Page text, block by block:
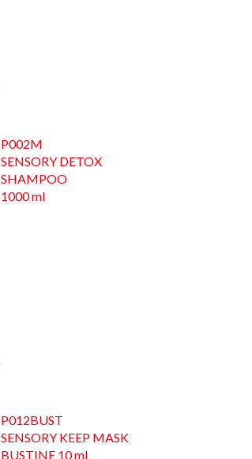
P002M
SENSORY DETOX
SHAMPOO
1000 ml
P012BUST
SENSORY KEEP MASK
BUSTINE 10 ml